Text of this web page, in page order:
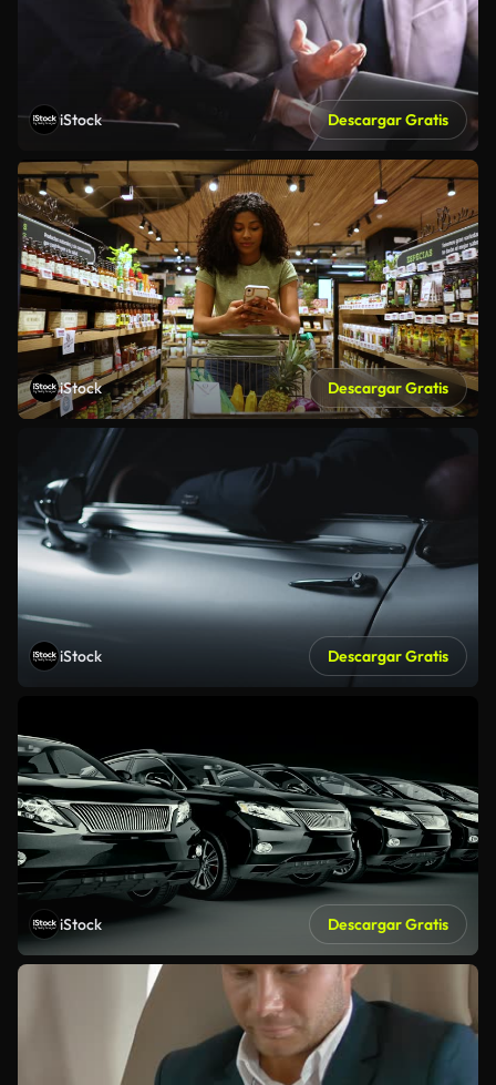
iStock Descargar Gratis
iStock Descargar Gratis
iStock Descargar Gratis
iStock Descargar Gratis